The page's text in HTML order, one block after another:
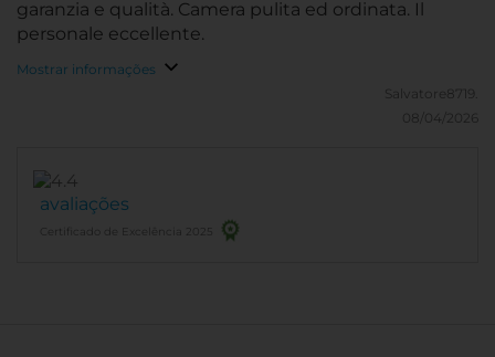
garanzia e qualità. Camera pulita ed ordinata. Il
personale eccellente.
Mostrar informações
Salvatore8719.
08/04/2026
avaliações
Certificado de Excelência 2025